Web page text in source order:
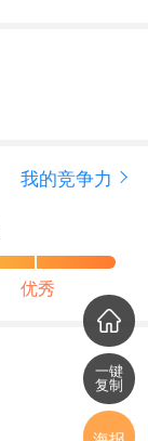
我的竞争力
优秀
一键
复制